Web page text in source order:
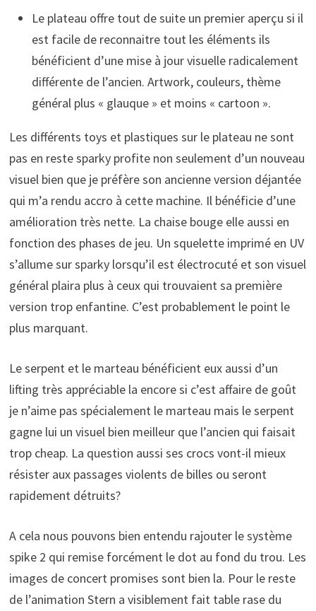
Le plateau offre tout de suite un premier aperçu si il
est facile de reconnaitre tout les éléments ils
bénéficient d’une mise à jour visuelle radicalement
différente de l’ancien. Artwork, couleurs, thème
général plus « glauque » et moins « cartoon ».
Les différents toys et plastiques sur le plateau ne sont
pas en reste sparky profite non seulement d’un nouveau
visuel bien que je préfère son ancienne version déjantée
qui m’a rendu accro à cette machine. Il bénéficie d’une
amélioration très nette. La chaise bouge elle aussi en
fonction des phases de jeu. Un squelette imprimé en UV
s’allume sur sparky lorsqu’il est électrocuté et son visuel
général plaira plus à ceux qui trouvaient sa première
version trop enfantine. C’est probablement le point le
plus marquant.
Le serpent et le marteau bénéficient eux aussi d’un
lifting très appréciable la encore si c’est affaire de goût
je n’aime pas spécialement le marteau mais le serpent
gagne lui un visuel bien meilleur que l’ancien qui faisait
trop cheap. La question aussi ses crocs vont-il mieux
résister aux passages violents de billes ou seront
rapidement détruits?
A cela nous pouvons bien entendu rajouter le système
spike 2 qui remise forcément le dot au fond du trou. Les
images de concert promises sont bien la. Pour le reste
de l’animation Stern a visiblement fait table rase du